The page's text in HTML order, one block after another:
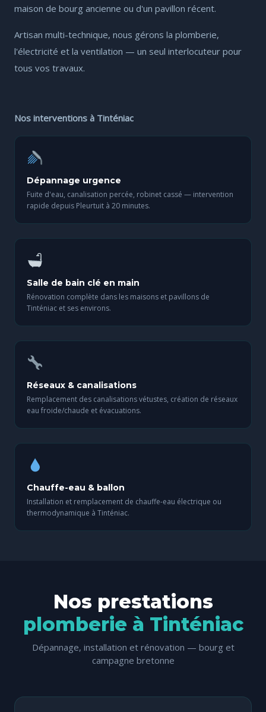
maison de bourg ancienne ou d'un pavillon récent.
Artisan multi-technique, nous gérons la plomberie,
l'électricité et la ventilation — un seul interlocuteur pour
tous vos travaux.
Nos interventions à Tinténiac
Dépannage urgence
Fuite d'eau, canalisation percée, robinet cassé — intervention
rapide depuis Pleurtuit à 20 minutes.
Salle de bain clé en main
Rénovation complète dans les maisons et pavillons de
Tinténiac et ses environs.
Réseaux & canalisations
Remplacement des canalisations vétustes, création de réseaux
eau froide/chaude et évacuations.
Chauffe-eau & ballon
Installation et remplacement de chauffe-eau électrique ou
thermodynamique à Tinténiac.
Nos prestations
plomberie à Tinténiac
Dépannage, installation et rénovation — bourg et
campagne bretonne